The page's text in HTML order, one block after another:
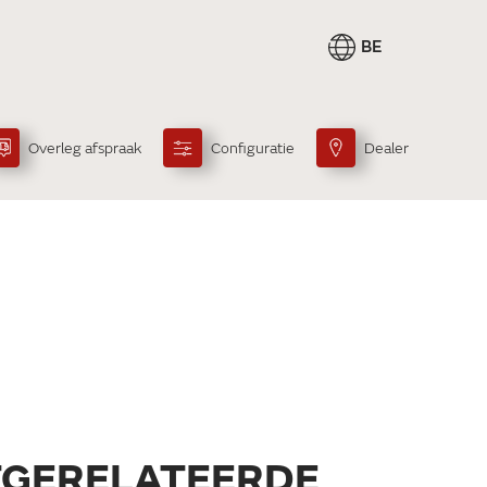
BE
Overleg afspraak Configuratie Dealer